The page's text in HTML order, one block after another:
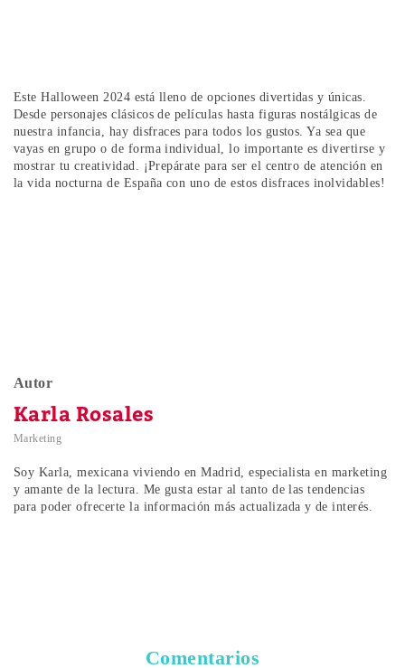
Este Halloween 2024 está lleno de opciones divertidas y únicas.
Desde personajes clásicos de películas hasta figuras nostálgicas de
nuestra infancia, hay disfraces para todos los gustos. Ya sea que
vayas en grupo o de forma individual, lo importante es divertirse y
mostrar tu creatividad. ¡Prepárate para ser el centro de atención en
la vida nocturna de España con uno de estos disfraces inolvidables!
Autor
Karla Rosales
Marketing
Soy Karla, mexicana viviendo en Madrid, especialista en marketing
y amante de la lectura. Me gusta estar al tanto de las tendencias
para poder ofrecerte la información más actualizada y de interés.
Comentarios